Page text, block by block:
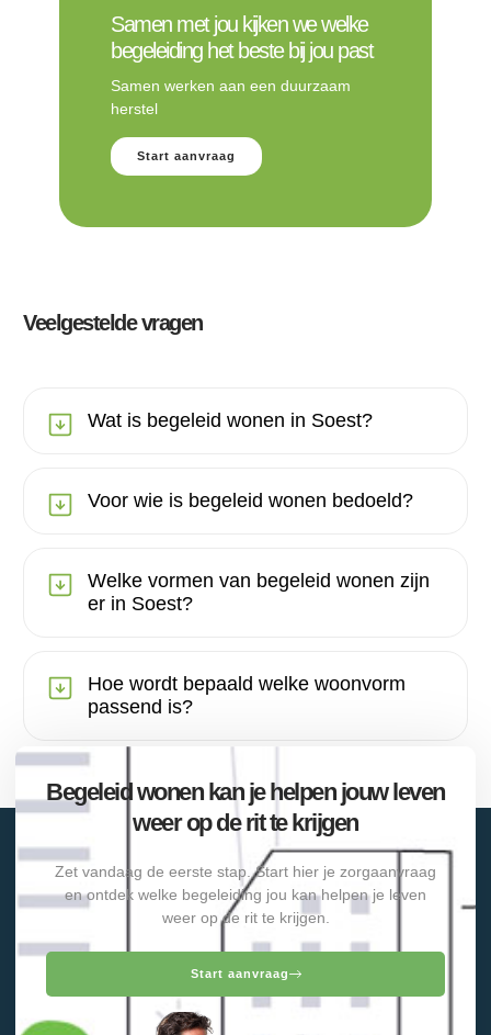
Samen met jou kijken we welke
begeleiding het beste bij jou past
Samen werken aan een duurzaam
herstel
Start aanvraag
Veelgestelde vragen
Wat is begeleid wonen in Soest?
Voor wie is begeleid wonen bedoeld?
Welke vormen van begeleid wonen zijn
er in Soest?
Hoe wordt bepaald welke woonvorm
passend is?
Begeleid wonen kan je helpen jouw leven
weer op de rit te krijgen
Zet vandaag de eerste stap. Start hier je zorgaanvraag
en ontdek welke begeleiding jou kan helpen je leven
weer op de rit te krijgen.
Start aanvraag